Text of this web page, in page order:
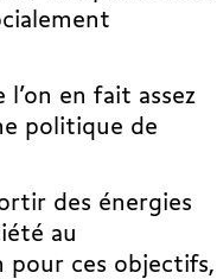
en fait assez
politique de
des énergies
au
pour ces objectifs,